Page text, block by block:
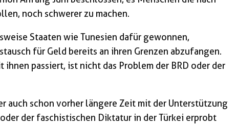
noch schwerer zu machen.
Staaten wie Tunesien dafür gewonnen,
für Geld bereits an ihren Grenzen abzufangen.
ihnen passiert, ist nicht das Problem der BRD oder der
auch schon vorher längere Zeit mit der Unterstützung
der faschistischen Diktatur in der Türkei erprobt